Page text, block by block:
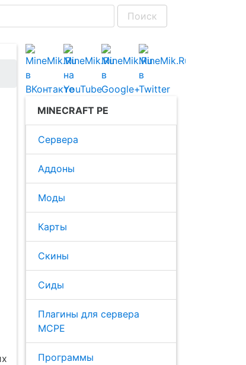
Поиск
MINECRAFT PE
Сервера
Аддоны
Моды
Карты
Скины
Сиды
Плагины для сервера
MCPE
Программы